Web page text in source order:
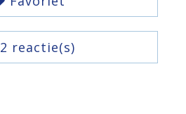
2 reactie(s)